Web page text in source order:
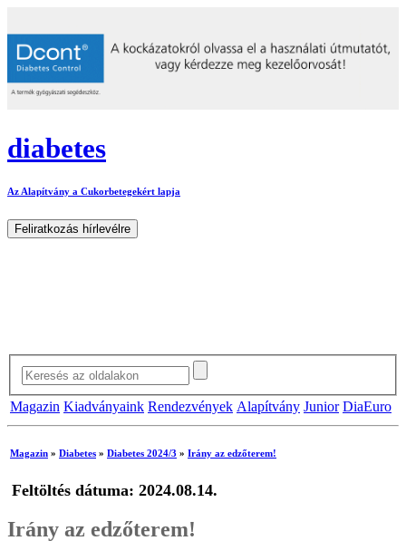
diabetes
Az Alapítvány a Cukorbetegekért lapja
Magazin Kiadványaink Rendezvények Alapítvány Junior DiaEuro
Magazin » Diabetes » Diabetes 2024/3 » Irány az edzőterem!
Feltöltés dátuma: 2024.08.14.
Irány az edzőterem!